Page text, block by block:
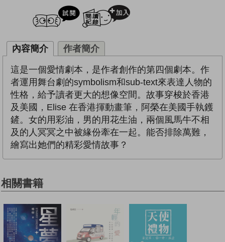
試閲
內容簡介 作者簡介
這是一個愛情劇本，是作者創作的第四個劇本。作
者運用舞台劇的symbolism和sub-text來表達人物的
性格，給予讀者更大的想像空間。故事穿梭於香港
及美國，Elise 在香港揮動畫筆，阿榮在美國手執鑊
鏟。女的用彩油，男的用花生油，兩個風馬牛不相
及的人冥冥之中被緣份牽在一起。能否排除萬難，
繪寫出她們的精彩愛情故事？
相關書籍